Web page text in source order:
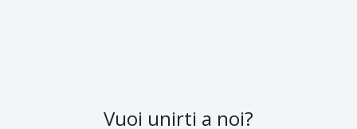
Vuoi unirti a noi?